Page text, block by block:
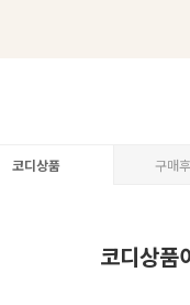
코디상품 구매
코디상품